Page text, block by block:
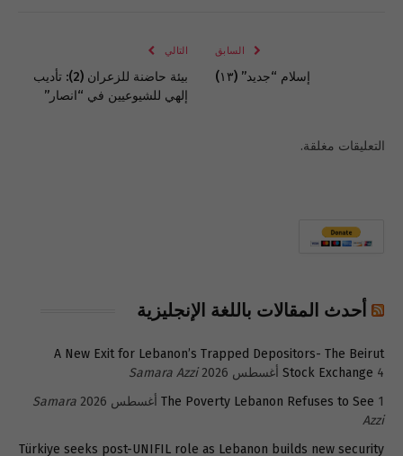
السابق
إسلام “جديد” (١٣)
التالي
بيئة حاضنة للزعران (2): تأديب
إلهي للشيوعيين في “انصار”
التعليقات مغلقة.
أحدث المقالات باللغة الإنجليزية
A New Exit for Lebanon’s Trapped Depositors- The Beirut
Stock Exchange 4 أغسطس 2026
Samara Azzi
The Poverty Lebanon Refuses to See 1 أغسطس 2026
Samara
Azzi
Türkiye seeks post-UNIFIL role as Lebanon builds new security